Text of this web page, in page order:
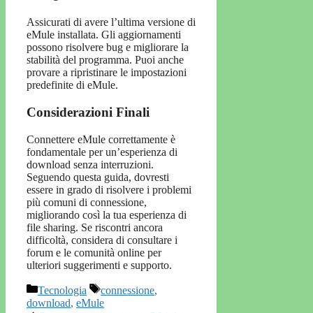
Assicurati di avere l’ultima versione di
eMule installata. Gli aggiornamenti
possono risolvere bug e migliorare la
stabilità del programma. Puoi anche
provare a ripristinare le impostazioni
predefinite di eMule.
Considerazioni Finali
Connettere eMule correttamente è
fondamentale per un’esperienza di
download senza interruzioni.
Seguendo questa guida, dovresti
essere in grado di risolvere i problemi
più comuni di connessione,
migliorando così la tua esperienza di
file sharing. Se riscontri ancora
difficoltà, considera di consultare i
forum e le comunità online per
ulteriori suggerimenti e supporto.
Categorie
Tecnologia Tag
connessione,
download, eMule